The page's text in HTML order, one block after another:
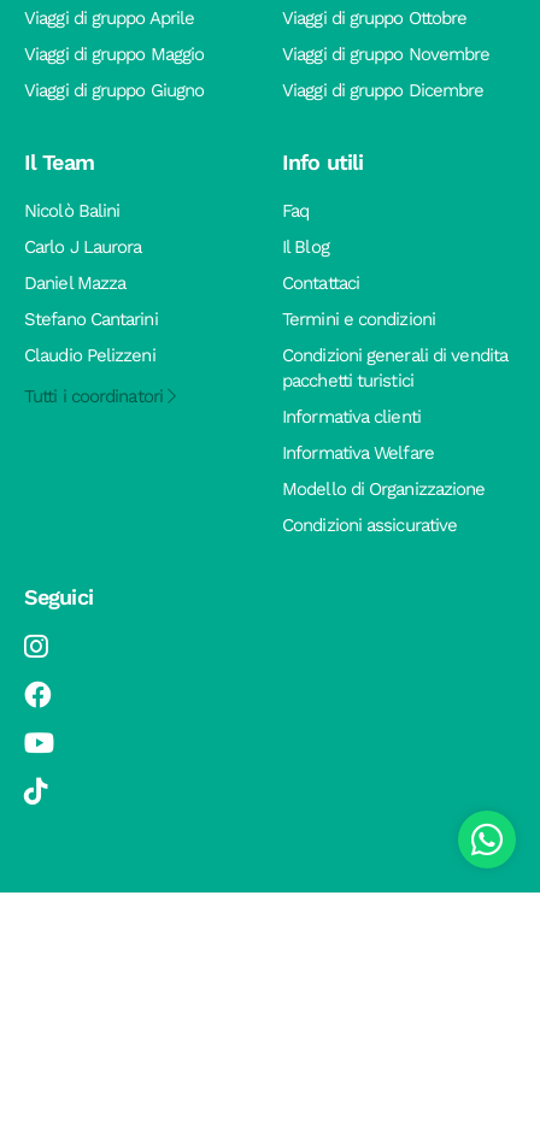
Viaggi di gruppo Aprile
Viaggi di gruppo Maggio
Viaggi di gruppo Giugno
Viaggi di gruppo Ottobre
Viaggi di gruppo Novembre
Viaggi di gruppo Dicembre
Il Team
Nicolò Balini
Carlo J Laurora
Daniel Mazza
Stefano Cantarini
Claudio Pelizzeni
Tutti i coordinatori
Info utili
Faq
Il Blog
Contattaci
Termini e condizioni
Condizioni generali di vendita
pacchetti turistici
Informativa clienti
Informativa Welfare
Modello di Organizzazione
Condizioni assicurative
Seguici